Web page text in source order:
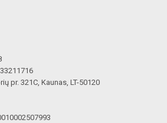
pr. 321C, Kaunas, LT-50120